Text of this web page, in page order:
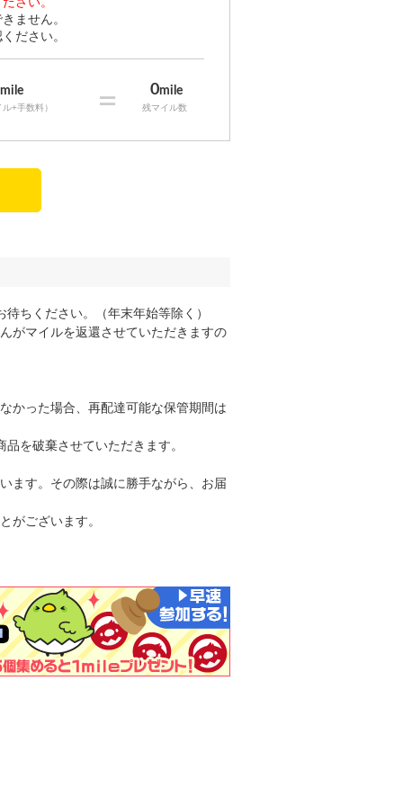
さい。
ません。
ださい。
mile
ル+手数料） = 0mile
残マイル数
ちください。（年末年始等除く）
がマイルを返還させていただきますの
かった場合、再配達可能な保管期間は
を破棄させていただきます。
ます。その際は誠に勝手ながら、お届
がございます。